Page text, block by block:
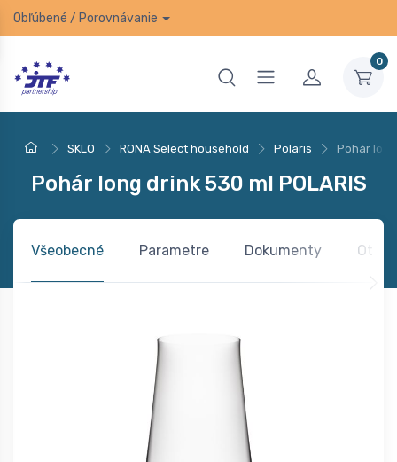
Obľúbené / Porovnávanie
0
SKLO RONA Select household Polaris Pohár
Pohár long drink 530 ml POLARIS
Všeobecné Parametre Dokumenty